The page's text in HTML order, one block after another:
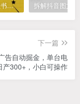
2023年最新小红书成人电商项目，简单易操作【详细教程】
下一篇
告自动掘金，单台电
产300+，小白可操作